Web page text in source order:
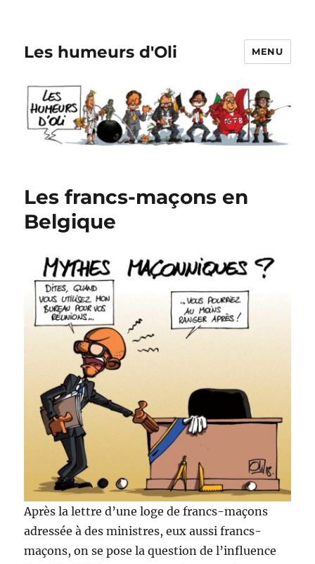
Les humeurs d'Oli MENU
Les francs-maçons en
Belgique
Après la lettre d’une loge de francs-maçons
adressée à des ministres, eux aussi francs-
maçons, on se pose la question de l’influence